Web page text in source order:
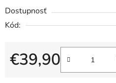
Dostupnosť
Kód:
€39,90
Jednotková cena: